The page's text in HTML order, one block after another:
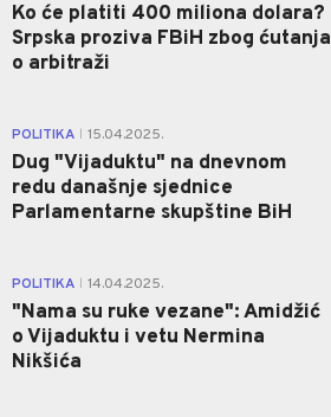
Ko će platiti 400 miliona dolara?
Srpska proziva FBiH zbog ćutanja
o arbitraži
POLITIKA 15.04.2025.
Dug "Vijaduktu" na dnevnom
redu današnje sjednice
Parlamentarne skupštine BiH
POLITIKA 14.04.2025.
"Nama su ruke vezane": Amidžić
o Vijaduktu i vetu Nermina
Nikšića